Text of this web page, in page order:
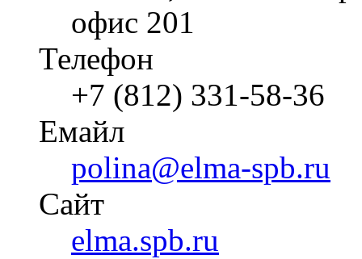
офис 201
Телефон
+7 (812) 331-58-36
Емайл
polina@elma-spb.ru
Cайт
elma.spb.ru